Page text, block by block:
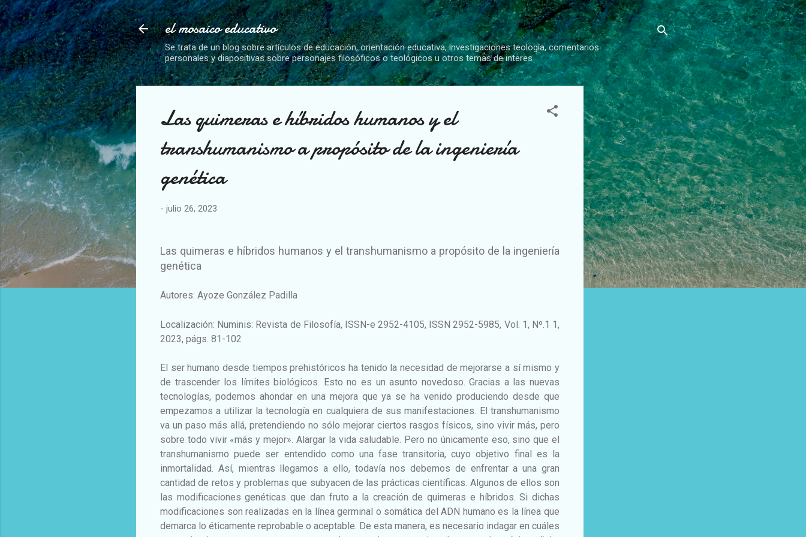
Ir al contenido principal
el mosaico educativo
Se trata de un blog sobre artículos de educación, orientación educativa, investigaciones teología, comentarios
personales y diapositivas sobre personajes filosóficos o teológicos u otros temas de interes
Las quimeras e híbridos humanos y el
transhumanismo a propósito de la ingeniería
genética
- julio 26, 2023
Las quimeras e híbridos humanos y el transhumanismo a propósito de la ingeniería
genética
Autores: Ayoze González Padilla
Localización: Numinis: Revista de Filosofía, ISSN-e 2952-4105, ISSN 2952-5985, Vol. 1, Nº.1 1,
2023, págs. 81-102
El ser humano desde tiempos prehistóricos ha tenido la necesidad de mejorarse a sí mismo y
de trascender los límites biológicos. Esto no es un asunto novedoso. Gracias a las nuevas
tecnologías, podemos ahondar en una mejora que ya se ha venido produciendo desde que
empezamos a utilizar la tecnología en cualquiera de sus manifestaciones. El transhumanismo
va un paso más allá, pretendiendo no sólo mejorar ciertos rasgos físicos, sino vivir más, pero
sobre todo vivir «más y mejor». Alargar la vida saludable. Pero no únicamente eso, sino que el
transhumanismo puede ser entendido como una fase transitoria, cuyo objetivo final es la
inmortalidad. Así, mientras llegamos a ello, todavía nos debemos de enfrentar a una gran
cantidad de retos y problemas que subyacen de las prácticas científicas. Algunos de ellos son
las modificaciones genéticas que dan fruto a la creación de quimeras e híbridos. Si dichas
modificaciones son realizadas en la línea germinal o somática del ADN humano es la línea que
demarca lo éticamente reprobable o aceptable. De esta manera, es necesario indagar en cuáles